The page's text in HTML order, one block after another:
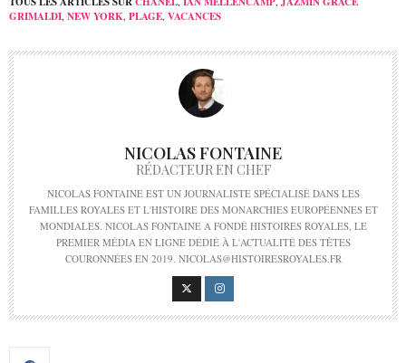
GRIMALDI, NEW YORK, PLAGE, VACANCES
NICOLAS FONTAINE
RÉDACTEUR EN CHEF
NICOLAS FONTAINE EST UN JOURNALISTE SPÉCIALISÉ DANS LES
FAMILLES ROYALES ET L'HISTOIRE DES MONARCHIES EUROPÉENNES ET
MONDIALES. NICOLAS FONTAINE A FONDÉ HISTOIRES ROYALES, LE
PREMIER MÉDIA EN LIGNE DÉDIÉ À L'ACTUALITÉ DES TÊTES
COURONNÉES EN 2019. NICOLAS@HISTOIRESROYALES.FR